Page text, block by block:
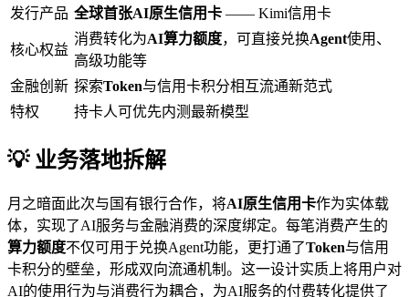
发行产品 全球首张AI原生信用卡 —— Kimi信用卡
核心权益
消费转化为AI算力额度，可直接兑换Agent使用、
高级功能等
金融创新 探索Token与信用卡积分相互流通新范式
特权
持卡人可优先内测最新模型
💡 业务落地拆解
月之暗面此次与国有银行合作，将AI原生信用卡作为实体载
体，实现了AI服务与金融消费的深度绑定。每笔消费产生的
算力额度不仅可用于兑换Agent功能，更打通了Token与信用
卡积分的壁垒，形成双向流通机制。这一设计实质上将用户对
AI的使用行为与消费行为耦合，为AI服务的付费转化提供了